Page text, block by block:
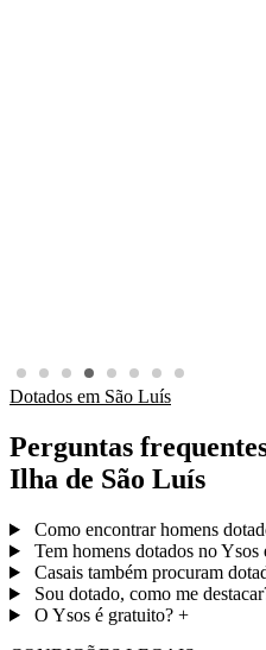
Dotados em São Luís
Perguntas
Ilha de São Luís
Como encontrar homens
Tem homens dotados no
Casais também procuram
Sou dotado, como me
O Ysos é gratuito? +